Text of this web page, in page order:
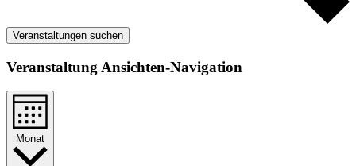
Veranstaltungen suchen
Veranstaltung Ansichten-Navigation
Monat